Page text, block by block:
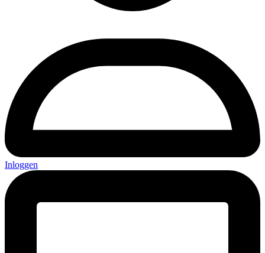
Inloggen